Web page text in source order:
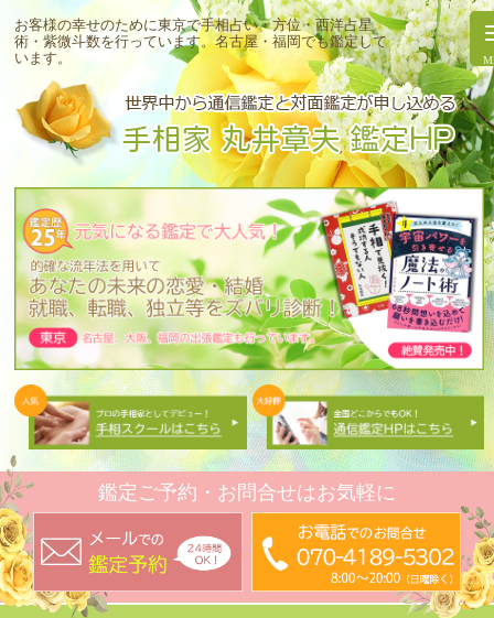
お客様の幸せのために東京で手相占い・方位・西洋占星
術・紫微斗数を行っています。名古屋・福岡でも鑑定して
います。
鑑定ご予約・お問合せはお気軽に